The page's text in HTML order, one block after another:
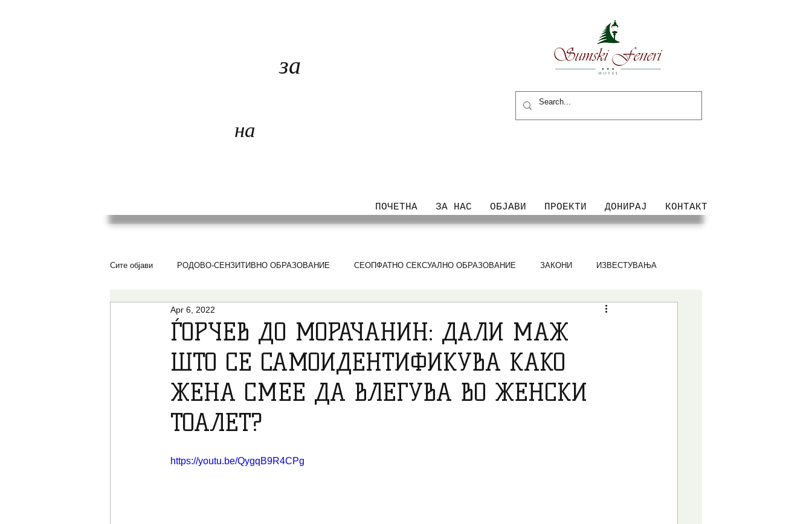
за
на
ПОЧЕТНА ЗА НАС ОБЈАВИ ПРОЕКТИ ДОНИРАЈ КОНТАКТ
Сите објави РОДОВО-СЕНЗИТИВНО ОБРАЗОВАНИЕ СЕОПФАТНО СЕКСУАЛНО ОБРАЗОВАНИЕ ЗАКОНИ ИЗВЕСТУВАЊА
НАУКА ДЕТРАНЗИЦИЈА
ОПШТЕСТВО ПЕДОФИЛИЈА ТРАНС МЕДИЦИНА НВО АБОРТУС
ЃОРЧЕВ ДО МОРАЧАНИН: ДАЛИ МАЖ
ШТО СЕ САМОИДЕНТИФИКУВА КАКО
ЖЕНА СМЕЕ ДА ВЛЕГУВА ВО ЖЕНСКИ
ТОАЛЕТ?
Apr 6, 2022
https://youtu.be/QygqB9R4CPg